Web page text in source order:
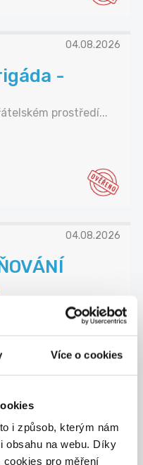
Více o cookies
i způsob, kterým nám
obsahu na webu. Díky
pro měření
04.08.2026
-
prostředí...
04.08.2026
brigádníky do
05.08.2026
na úklid